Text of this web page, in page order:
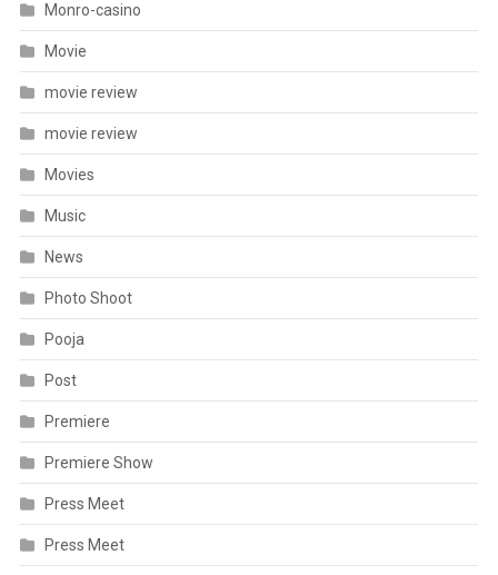
Monro-casino
Movie
movie review
movie review
Movies
Music
News
Photo Shoot
Pooja
Post
Premiere
Premiere Show
Press Meet
Press Meet